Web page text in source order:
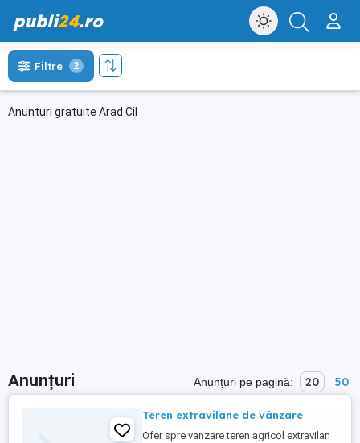
publi24.ro
Anunturi gratuite Arad Cil
Filtre 2
Anunțuri Anunțuri pe pagină: 20 50
Teren extravilane de vânzare
Ofer spre vanzare teren agricol extravilan